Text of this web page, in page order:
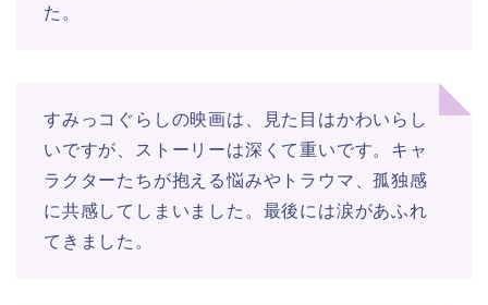
た。
すみっコぐらしの映画は、見た目はかわいらし
いですが、ストーリーは深くて重いです。キャ
ラクターたちが抱える悩みやトラウマ、孤独感
に共感してしまいました。最後には涙があふれ
てきました。